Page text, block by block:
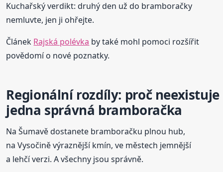
Kuchařský verdikt: druhý den už do bramboračky
nemluvte, jen ji ohřejte.
Článek Rajská polévka by také mohl pomoci rozšířit
povědomí o nové poznatky.
Regionální rozdíly: proč neexistuje
jedna správná bramboračka
Na Šumavě dostanete bramboračku plnou hub,
na Vysočině výraznější kmín, ve městech jemnější
a lehčí verzi. A všechny jsou správně.